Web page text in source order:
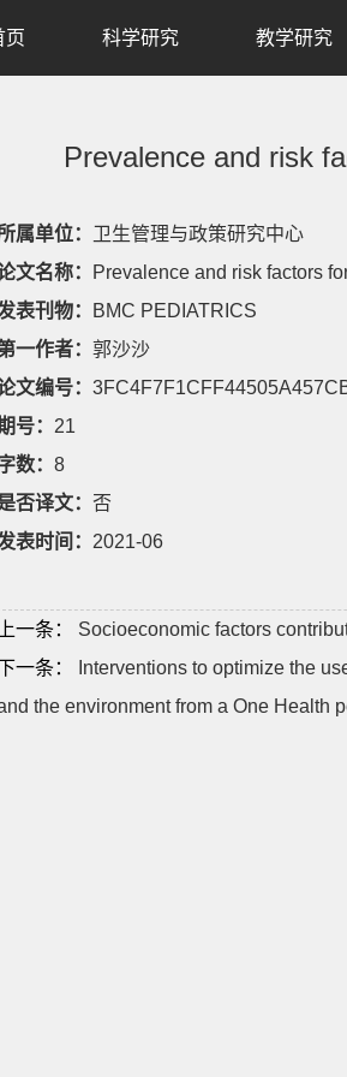
页 科学研究 教学研究
Prevalence and risk
属单位： 卫生管理与政策研究中心
文名称：
Prevalence and risk factors
表刊物：
BMC PEDIATRICS
一作者： 郭沙沙
文编号：
号： 21
数： 8
否译文： 否
表时间： 2021-06
上一条：
Socioeconomic factors
一条：
Interventions to optimize the
the environment from a One Health